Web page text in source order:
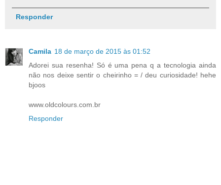
Responder
Camila 18 de março de 2015 às 01:52
Adorei sua resenha! Só é uma pena q a tecnologia ainda
não nos deixe sentir o cheirinho = / deu curiosidade! hehe
bjoos
www.oldcolours.com.br
Responder